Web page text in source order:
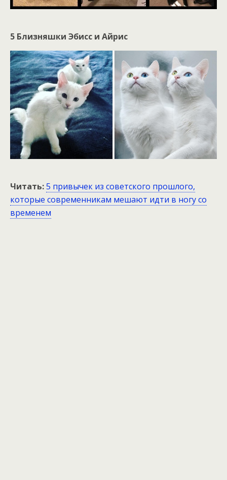
5 Близняшки Эбисс и Айрис
Читать:5 привычек из советского прошлого,
которые современникам мешают идти в ногу со
временем